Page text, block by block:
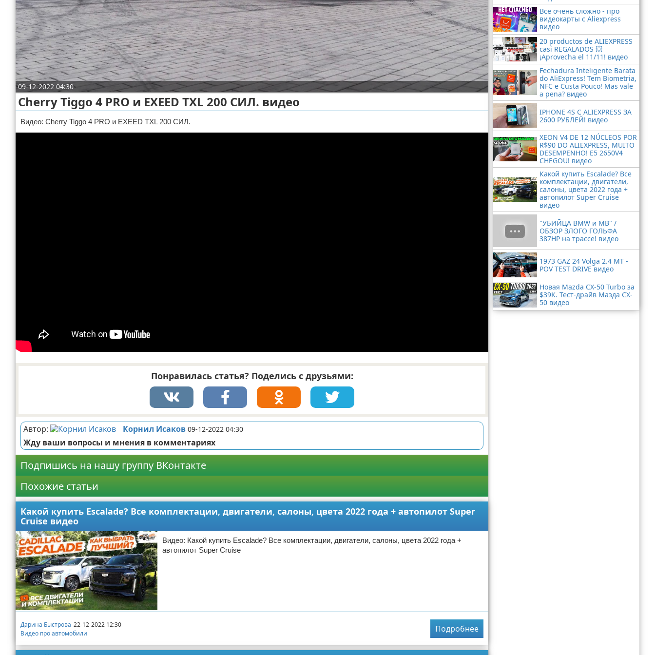
ДТП
Своими руками
Строительство и ремонт
Отказ от ответственности
09-12-2022 04:30
Cherry Tiggo 4 PRO и EXEED TXL 200 СИЛ. видео
Видео: Cherry Tiggo 4 PRO и EXEED TXL 200 СИЛ.
Понравилась статья? Поделись с друзьями:
Автор: Корнил Исаков 09-12-2022 04:30
Жду ваши вопросы и мнения в комментариях
Подпишись на нашу группу ВКонтакте
Похожие статьи
Какой купить Escalade? Все комплектации, двигатели, салоны, цвета 2022 года + автопилот Super
Cruise видео
Видео: Какой купить Escalade? Все комплектации, двигатели, салоны, цвета 2022 года +
автопилот Super Cruise
Дарина Быстрова 22-12-2022 12:30
Видео про автомобили
Подробнее
Все очень сложно - про
видеокарты с Aliexpress
видео
20 productos de ALIEXPRESS
casi REGALADOS 💥
¡Aprovecha el 11/11! видео
Fechadura Inteligente Barata
do AliExpress! Tem Biometria,
NFC e Custa Pouco! Mas vale
a pena? видео
IPHONE 4S С ALIEXPRESS ЗА
2600 РУБЛЕЙ! видео
XEON V4 DE 12 NÚCLEOS POR
R$90 DO ALIEXPRESS, MUITO
DESEMPENHO! E5 2650V4
CHEGOU! видео
Какой купить Escalade? Все
комплектации, двигатели,
салоны, цвета 2022 года +
автопилот Super Cruise
видео
"УБИЙЦА BMW и MB" /
ОБЗОР ЗЛОГО ГОЛЬФА
387HP на трассе! видео
1973 GAZ 24 Volga 2.4 MT -
POV TEST DRIVE видео
Новая Mazda CX-50 Turbo за
$39K. Тест-драйв Мазда CX-
50 видео